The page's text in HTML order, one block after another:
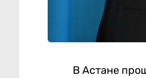
В Астане